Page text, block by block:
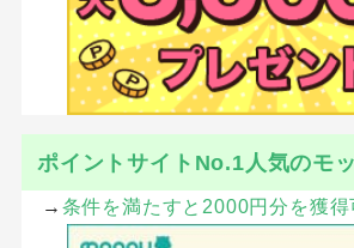
ポイントサイトNo.1人気のモ
→ 条件を満たすと2000円分を獲得